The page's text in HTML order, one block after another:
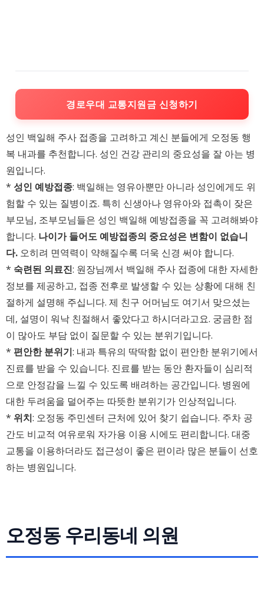
경로우대 교통지원금 신청하기
성인 백일해 주사 접종을 고려하고 계신 분들에게 오정동 행
복 내과를 추천합니다. 성인 건강 관리의 중요성을 잘 아는 병
원입니다.
* 성인 예방접종: 백일해는 영유아뿐만 아니라 성인에게도 위
험할 수 있는 질병이죠. 특히 신생아나 영유아와 접촉이 잦은
부모님, 조부모님들은 성인 백일해 예방접종을 꼭 고려해봐야
합니다. 나이가 들어도 예방접종의 중요성은 변함이 없습니
다. 오히려 면역력이 약해질수록 더욱 신경 써야 합니다.
* 숙련된 의료진: 원장님께서 백일해 주사 접종에 대한 자세한
정보를 제공하고, 접종 전후로 발생할 수 있는 상황에 대해 친
절하게 설명해 주십니다. 제 친구 어머님도 여기서 맞으셨는
데, 설명이 워낙 친절해서 좋았다고 하시더라고요. 궁금한 점
이 많아도 부담 없이 질문할 수 있는 분위기입니다.
* 편안한 분위기: 내과 특유의 딱딱함 없이 편안한 분위기에서
진료를 받을 수 있습니다. 진료를 받는 동안 환자들이 심리적
으로 안정감을 느낄 수 있도록 배려하는 공간입니다. 병원에
대한 두려움을 덜어주는 따뜻한 분위기가 인상적입니다.
* 위치: 오정동 주민센터 근처에 있어 찾기 쉽습니다. 주차 공
간도 비교적 여유로워 자가용 이용 시에도 편리합니다. 대중
교통을 이용하더라도 접근성이 좋은 편이라 많은 분들이 선호
하는 병원입니다.
오정동 우리동네 의원